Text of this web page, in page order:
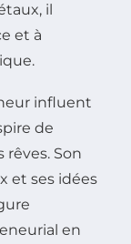
il
et à
influent
de
Son
et ses idées
en